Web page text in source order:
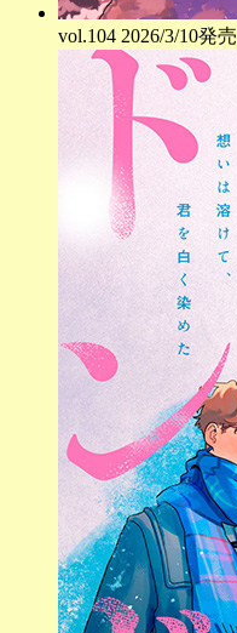
vol.104 2026/3/10発売